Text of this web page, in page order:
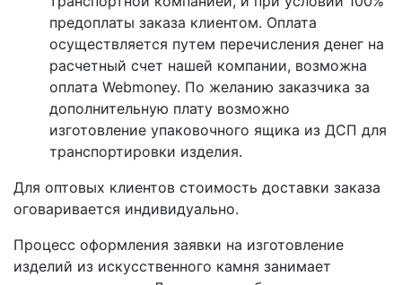
предоплаты заказа клиентом. Оплата
осуществляется путем перечисления денег на
расчетный счет нашей компании, возможна
оплата Webmoney. По желанию заказчика за
дополнительную плату возможно
изготовление упаковочного ящика из ДСП для
транспортировки изделия.
Для оптовых клиентов стоимость доставки заказа
оговаривается индивидуально.
Процесс оформления заявки на изготовление
изделий из искусственного камня занимает